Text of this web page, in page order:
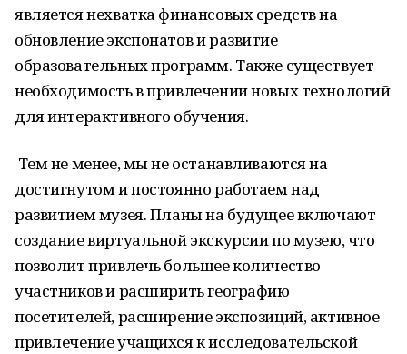
является нехватка финансовых средств на
обновление экспонатов и развитие
образовательных программ. Также существует
необходимость в привлечении новых технологий
для интерактивного обучения.
Тем не менее, мы не останавливаются на
достигнутом и постоянно работаем над
развитием музея. Планы на будущее включают
создание виртуальной экскурсии по музею, что
позволит привлечь большее количество
участников и расширить географию
посетителей, расширение экспозиций, активное
привлечение учащихся к исследовательской